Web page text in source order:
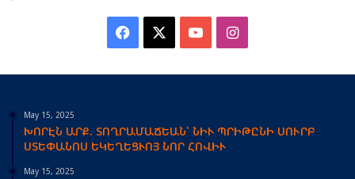
Facebook YouTubeInstagram
May 15, 2025
ԽՈՐԷՆ ԱՐՔ. ՏՈՂՐԱՄԱՃԵԱՆ՝ ՆԻՒ ՊՐԻԹԸՆԻ ՍՈՒՐԲ
ՍՏԵՓԱՆՈՍ ԵԿԵՂԵՑՒՈՅ ՆՈՐ ՀՈՎԻՒ
May 15, 2025